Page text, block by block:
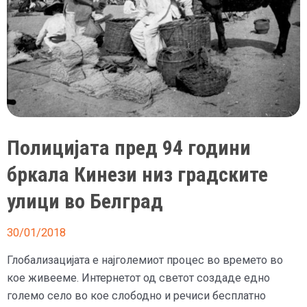
Полицијата пред 94 години
бркала Кинези низ градските
улици во Белград
30/01/2018
Глобализацијата е најголемиот процес во времето во
кое живееме. Интернетот од светот создаде едно
големо село во кое слободно и речиси бесплатно